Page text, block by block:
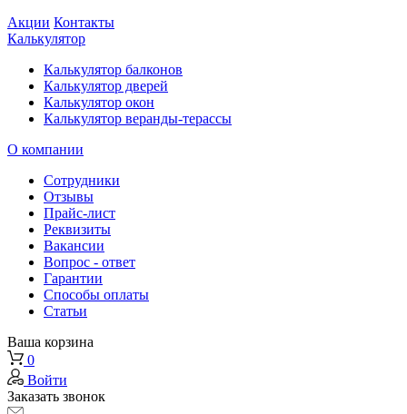
Акции Контакты
Калькулятор
Калькулятор балконов
Калькулятор дверей
Калькулятор окон
Калькулятор веранды-терассы
О компании
Сотрудники
Отзывы
Прайс-лист
Реквизиты
Вакансии
Вопрос - ответ
Гарантии
Способы оплаты
Статьи
Ваша корзина
0
Войти
Заказать звонок